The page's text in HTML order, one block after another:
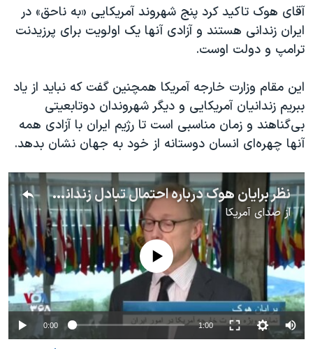
نرگس محمدی برنده جایزه نوبل صلح
همایش محافظه‌کاران آمریکا «سی‌پک»
صفحه‌های ویژه
سفر پرزیدنت ترامپ به چین
آقای هوک تاکید کرد پنج شهروند آمریکایی «به ناحق» در
ایران زندانی هستند و آزادی آنها یک اولویت برای پرزیدنت
ترامپ و دولت اوست.
این مقام وزارت خارجه آمریکا همچنین گفت که نباید از یاد
ببریم زندانیان آمریکایی و دیگر شهروندان دوتابعیتی
بی‌گناهند و زمان مناسبی است تا رژیم ایران با آزادی همه
آنها چهره‌ای انسان دوستانه از خود به جهان نشان بدهد.
نظر برایان هوک درباره احتمال تبادل زندانی بین ایران و آمریکا
ازصدای آمریکا
No media source currently available
0:00 1:00